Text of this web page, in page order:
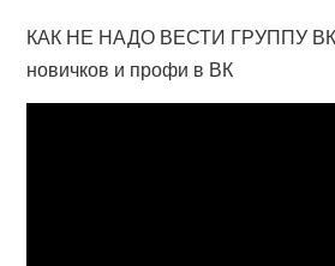
КАК НЕ НАДО ВЕСТИ ГРУППУ
новичков и профи в ВК